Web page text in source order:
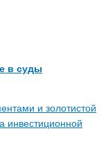
в суды